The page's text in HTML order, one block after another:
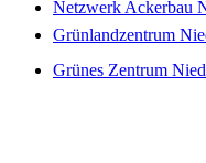
Netzwerk Ackerbau
Grünlandzentrum
Grünes Zentrum